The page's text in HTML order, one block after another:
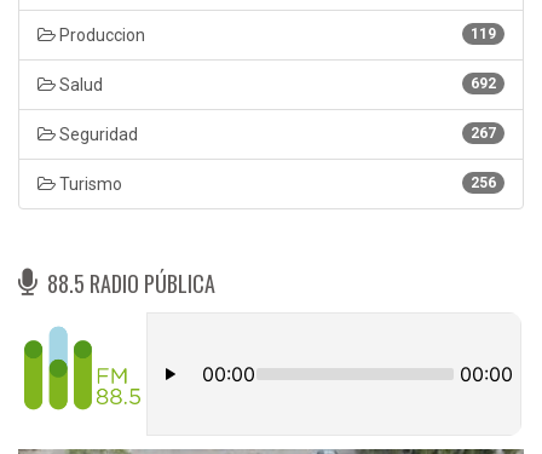
119
Produccion
692
Salud
267
Seguridad
256
Turismo
88.5 RADIO PÚBLICA